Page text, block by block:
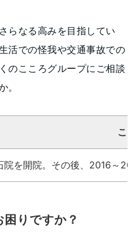
らなる高みを目指してい
活での怪我や交通事故での
のこころグループにご相談
。
こ
を開院。その後、2016～
りですか？